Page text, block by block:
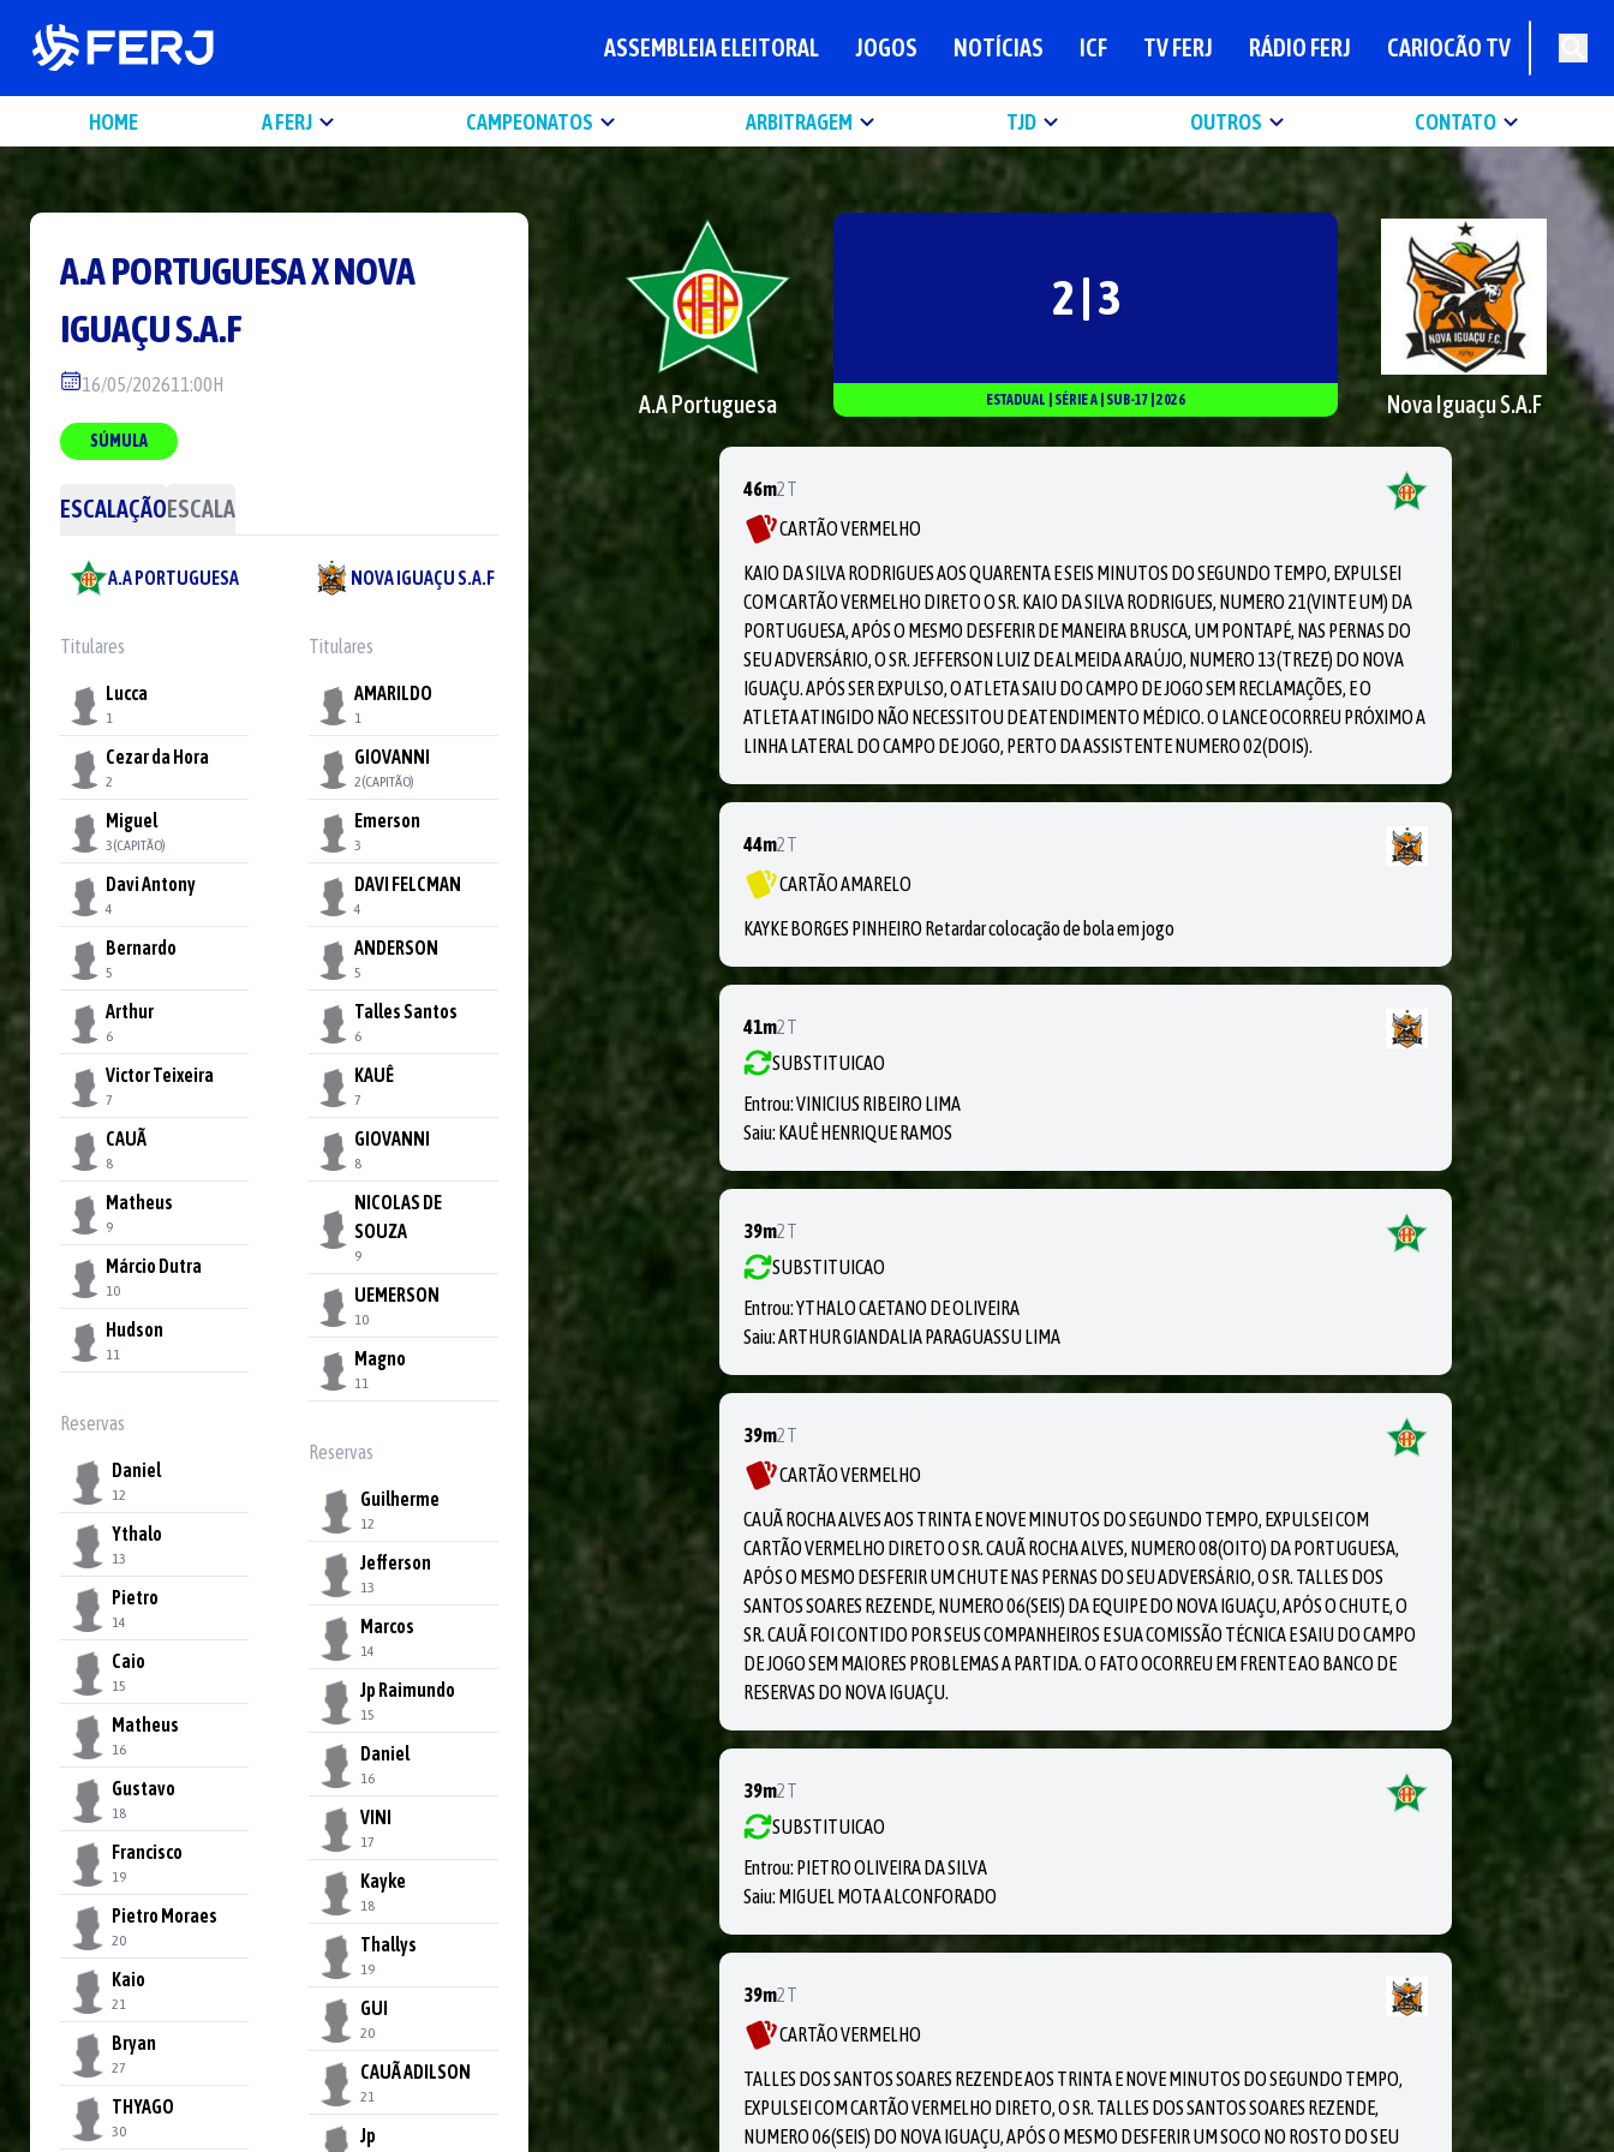
ASSEMBLEIA ELEITORAL JOGOS NOTÍCIAS ICF TV FERJ RÁDIO FERJ CARIOCÃO TV
HOME A FERJ CAMPEONATOS ARBITRAGEM TJD OUTROS CONTATO
A.A PORTUGUESAXNOVA
IGUAÇU S.A.F
16/05/202611:00H
SÚMULA
ESCALAÇÃOESCALA
A.A PORTUGUESA
Titulares
Lucca
1
Cezar da Hora
2
Miguel
3(CAPITÃO)
Davi Antony
4
Bernardo
5
Arthur
6
Victor Teixeira
7
CAUÃ
8
Matheus
9
Márcio Dutra
10
Hudson
11
Reservas
Daniel
12
Ythalo
13
Pietro
14
Caio
15
Matheus
16
Gustavo
18
Francisco
19
Pietro Moraes
20
Kaio
21
Bryan
27
THYAGO
30
NOVA IGUAÇU S.A.F
Titulares
AMARILDO
1
GIOVANNI
2(CAPITÃO)
Emerson
3
DAVI FELCMAN
4
ANDERSON
5
Talles Santos
6
KAUÊ
7
GIOVANNI
8
NICOLAS DE
SOUZA
9
UEMERSON
10
Magno
11
Reservas
Guilherme
12
Jefferson
13
Marcos
14
Jp Raimundo
15
Daniel
16
VINI
17
Kayke
18
Thallys
19
GUI
20
CAUÃ ADILSON
21
Jp
A.A Portuguesa
2 | 3
ESTADUAL SÉRIEA SUB-17 2026 Nova Iguaçu S.A.F
46m2T
CARTÃO VERMELHO
KAIO DA SILVA RODRIGUES AOS QUARENTA E SEIS MINUTOS DO SEGUNDO TEMPO, EXPULSEI
COM CARTÃO VERMELHO DIRETO O SR. KAIO DA SILVA RODRIGUES, NUMERO 21(VINTE UM) DA
PORTUGUESA, APÓS O MESMO DESFERIR DE MANEIRA BRUSCA, UM PONTAPÉ, NAS PERNAS DO
SEU ADVERSÁRIO, O SR. JEFFERSON LUIZ DE ALMEIDA ARAÚJO, NUMERO 13(TREZE) DO NOVA
IGUAÇU. APÓS SER EXPULSO, O ATLETA SAIU DO CAMPO DE JOGO SEM RECLAMAÇÕES, E O
ATLETA ATINGIDO NÃO NECESSITOU DE ATENDIMENTO MÉDICO. O LANCE OCORREU PRÓXIMO A
LINHA LATERAL DO CAMPO DE JOGO, PERTO DA ASSISTENTE NUMERO 02(DOIS).
44m2T
CARTÃO AMARELO
KAYKE BORGES PINHEIRO Retardar colocação de bola em jogo
41m2T
SUBSTITUICAO
Entrou:VINICIUS RIBEIRO LIMA
Saiu: KAUÊ HENRIQUE RAMOS
39m2T
SUBSTITUICAO
Entrou:YTHALO CAETANO DE OLIVEIRA
Saiu:ARTHUR GIANDALIA PARAGUASSU LIMA
39m2T
CARTÃO VERMELHO
CAUÃ ROCHA ALVES AOS TRINTA E NOVE MINUTOS DO SEGUNDO TEMPO, EXPULSEI COM
CARTÃO VERMELHO DIRETO O SR. CAUÃ ROCHA ALVES, NUMERO 08(OITO) DA PORTUGUESA,
APÓS O MESMO DESFERIR UM CHUTE NAS PERNAS DO SEU ADVERSÁRIO, O SR. TALLES DOS
SANTOS SOARES REZENDE, NUMERO 06(SEIS) DA EQUIPE DO NOVA IGUAÇU, APÓS O CHUTE, O
SR. CAUÃ FOI CONTIDO POR SEUS COMPANHEIROS E SUA COMISSÃO TÉCNICA E SAIU DO CAMPO
DE JOGO SEM MAIORES PROBLEMAS A PARTIDA. O FATO OCORREU EM FRENTE AO BANCO DE
RESERVAS DO NOVA IGUAÇU.
39m2T
SUBSTITUICAO
Entrou: PIETRO OLIVEIRA DA SILVA
Saiu: MIGUEL MOTA ALCONFORADO
39m2T
CARTÃO VERMELHO
TALLES DOS SANTOS SOARES REZENDE AOS TRINTA E NOVE MINUTOS DO SEGUNDO TEMPO,
EXPULSEI COM CARTÃO VERMELHO DIRETO, O SR. TALLES DOS SANTOS SOARES REZENDE,
NUMERO 06(SEIS) DO NOVA IGUAÇU, APÓS O MESMO DESFERIR UM SOCO NO ROSTO DO SEU